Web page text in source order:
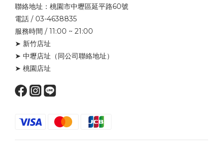
聯絡地址：桃園市中壢區延平路60號
電話 / 03-4638835
服務時間 / 11:00 ~ 21:00
➤ 新竹店址
➤ 中壢店址 （同公司聯絡地址）
➤ 桃園店址